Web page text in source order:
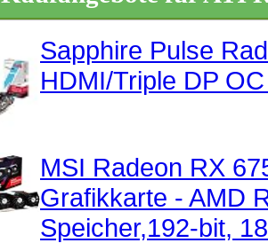
Sapphire Pulse
HDMI/Triple DP
MSI Radeon RX
Grafikkarte - AMD
Speicher,192-bit,